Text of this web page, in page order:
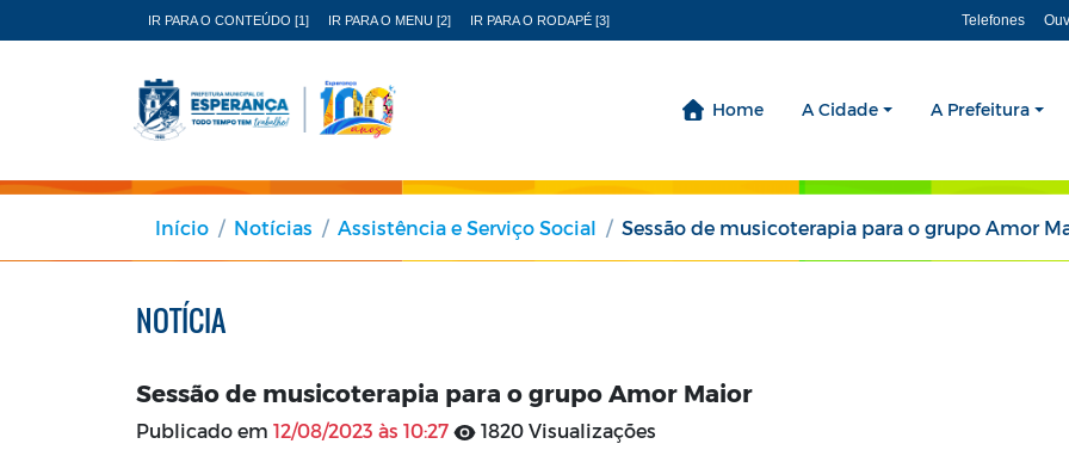
IR PARA O CONTEÚDO [1] IR PARA O MENU [2] IR PARA O RODAPÉ [3] Telefones
Home A Cidade A Prefeitura
Início Notícias Assistência e Serviço Social Sessão de musicoterapia para o grupo Amor
NOTÍCIA
Sessão de musicoterapia para o grupo Amor Maior
Publicado em 12/08/2023 às 10:27 1820 Visualizações